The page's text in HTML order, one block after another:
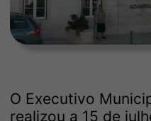
O Executivo
realizou a 15 de